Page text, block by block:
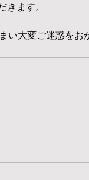
きます。
い大変ご迷惑をお